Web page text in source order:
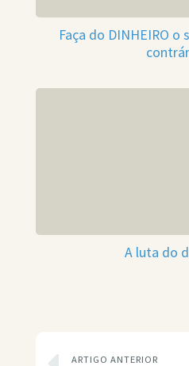
Faça do DINHEIRO o
A luta do
ARTIGO ANTERIOR